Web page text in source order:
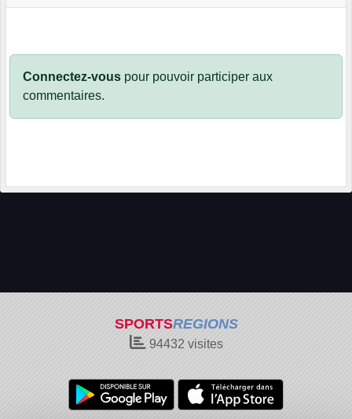
Connectez-vous pour pouvoir participer aux
commentaires.
SPORTSREGIONS
94432 visites